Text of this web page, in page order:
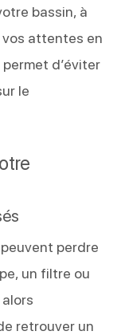
bassin, à
attentes en
d’éviter
le
perdre
un filtre ou
retrouver un